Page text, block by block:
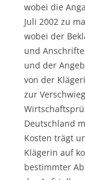
wobei die
Juli 2002 zu
wobei der
und
und der
von der
zur
Deutschland
Kosten trägt
Klägerin auf
bestimmter